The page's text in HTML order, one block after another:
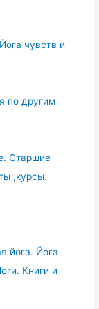
чувств и
по другим
Старшие
,курсы.
йога. Йога
Книги и